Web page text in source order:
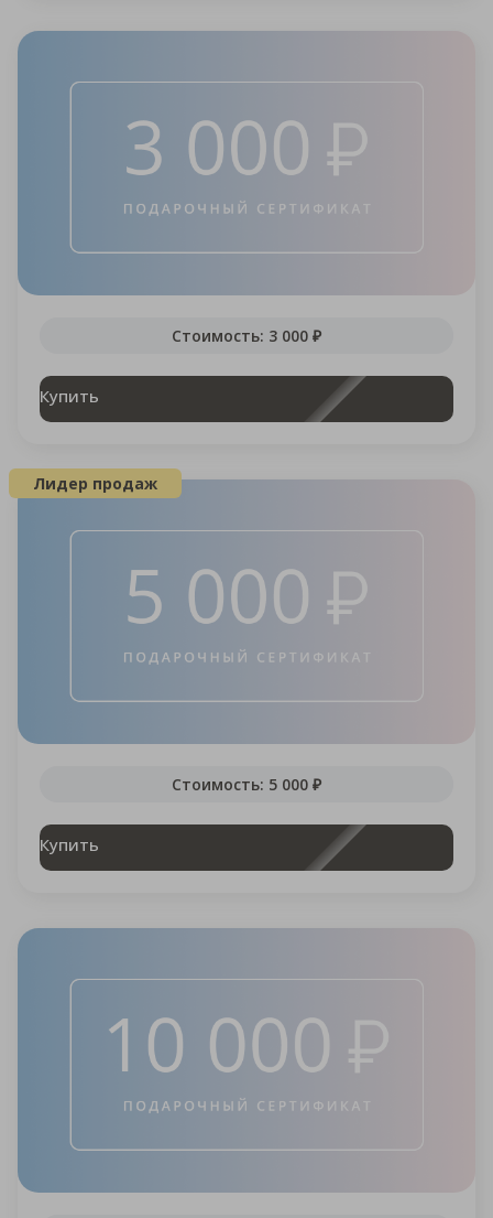
Стоимость: 3 000 ₽
Купить
Лидер продаж
Стоимость: 5 000 ₽
Купить